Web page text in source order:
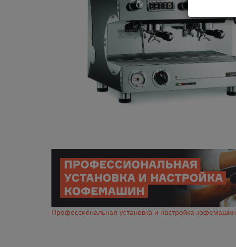
Профессиональная установка и настройка кофемашин